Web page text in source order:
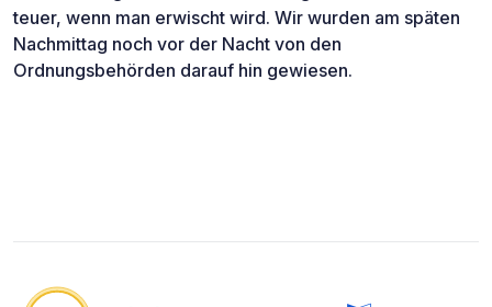
teuer, wenn man erwischt wird. Wir wurden am späten
Nachmittag noch vor der Nacht von den
Ordnungsbehörden darauf hin gewiesen.